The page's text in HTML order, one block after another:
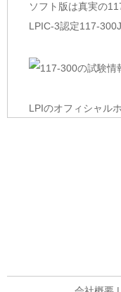
ソフト版は真実の
LPIC-3認定117-
LPIのオフィシャル